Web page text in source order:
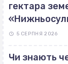
гектара
5 СЕРПНЯ 2026
Чи знають